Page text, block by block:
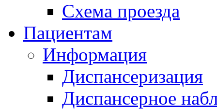
Схема проезда
Пациентам
Информация
Диспансеризация
Диспансерное